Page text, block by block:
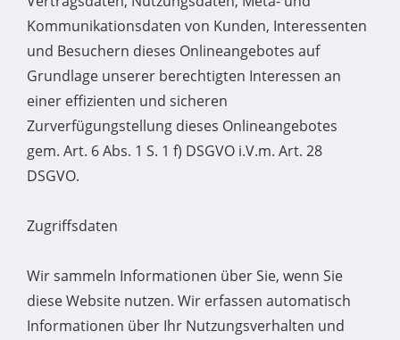
Kommunikationsdaten von Kunden, Interessenten
und Besuchern dieses Onlineangebotes auf
Grundlage unserer berechtigten Interessen an
einer effizienten und sicheren
Zurverfügungstellung dieses Onlineangebotes
gem. Art. 6 Abs. 1 S. 1 f) DSGVO i.V.m. Art. 28
DSGVO.
Zugriffsdaten
Wir sammeln Informationen über Sie, wenn Sie
diese Website nutzen. Wir erfassen automatisch
Informationen über Ihr Nutzungsverhalten und